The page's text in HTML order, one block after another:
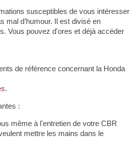
susceptibles de vous intéresser
mal d’humour. Il est divisé en
Vous pouvez d'ores et déjà accéder
de référence concernant la Honda
.
:
même à l'entretien de votre CBR
mettre les mains dans le